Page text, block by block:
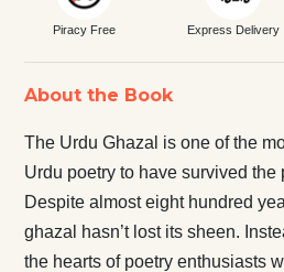
Piracy Free Express Delivery
About the Book
The Urdu Ghazal is one of the
Urdu poetry to have survived the
Despite almost eight hundred
ghazal hasn’t lost its sheen.
the hearts of poetry enthusiasts